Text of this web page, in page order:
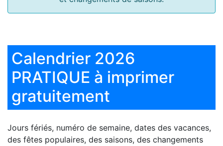
Calendrier 2026
PRATIQUE à imprimer
gratuitement
Jours fériés, numéro de semaine, dates des vacances,
des fêtes populaires, des saisons, des changements